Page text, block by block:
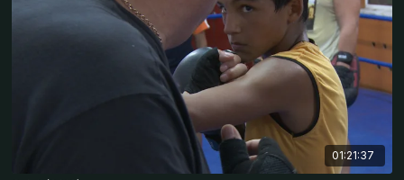
01:21:37